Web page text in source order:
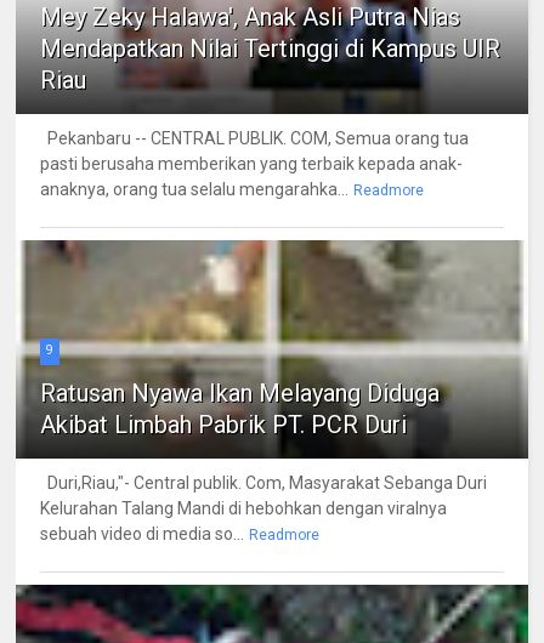
Mey Zeky Halawa', Anak Asli Putra Nias
Mendapatkan Nilai Tertinggi di Kampus UIR
Riau
Pekanbaru -- CENTRAL PUBLIK. COM, Semua orang tua
pasti berusaha memberikan yang terbaik kepada anak-
anaknya, orang tua selalu mengarahka...
Readmore
9
Ratusan Nyawa Ikan Melayang Diduga
Akibat Limbah Pabrik PT. PCR Duri
Duri,Riau,"- Central publik. Com, Masyarakat Sebanga Duri
Kelurahan Talang Mandi di hebohkan dengan viralnya
sebuah video di media so...
Readmore